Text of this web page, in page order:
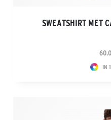
SWEATSHIRT MET
IN